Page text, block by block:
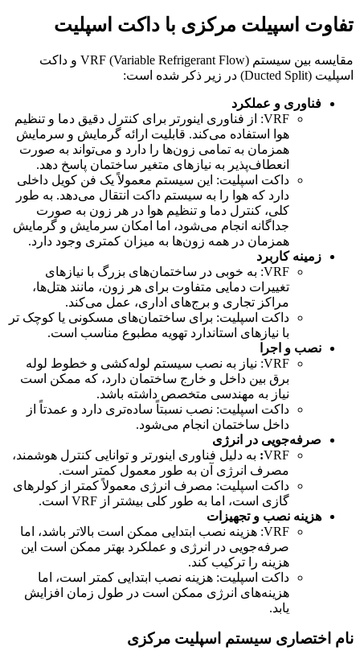
تفاوت اسپیلت مرکزی با داکت اسپلیت
مقایسه بین سیستم VRF (Variable Refrigerant Flow) و داکت
اسپلیت (Ducted Split) در زیر ذکر شده است:
فناوری و عملکرد
VRF: از فناوری اینورتر برای کنترل دقیق دما و تنظیم
هوا استفاده می‌کند. قابلیت ارائه گرمایش و سرمایش
همزمان به تمامی زون‌ها را دارد و می‌تواند به صورت
انعطاف‌پذیر به نیازهای متغیر ساختمان پاسخ دهد.
داکت اسپلیت: این سیستم معمولاً یک فن کویل داخلی
دارد که هوا را به سیستم داکت انتقال می‌دهد. به طور
کلی، کنترل دما و تنظیم هوا در هر زون به صورت
جداگانه انجام می‌شود، اما امکان سرمایش و گرمایش
همزمان در همه زون‌ها به میزان کمتری وجود دارد.
زمینه کاربرد
VRF: به خوبی در ساختمان‌های بزرگ با نیازهای
تغییرات دمایی متفاوت برای هر زون، مانند هتل‌ها،
مراکز تجاری و برج‌های اداری، عمل می‌کند.
داکت اسپلیت: برای ساختمان‌های مسکونی یا کوچک تر
با نیازهای استاندارد تهویه مطبوع مناسب است.
نصب و اجرا
VRF: نیاز به نصب سیستم لوله‌کشی و خطوط لوله
برق بین داخل و خارج ساختمان دارد، که ممکن است
نیاز به مهندسی متخصص داشته باشد.
داکت اسپلیت: نصب نسبتاً ساده‌تری دارد و عمدتاً از
داخل ساختمان انجام می‌شود.
صرفه‌جویی در انرژی
VRF
: به دلیل فناوری اینورتر و توانایی کنترل هوشمند،
مصرف انرژی آن به طور معمول کمتر است.
داکت اسپلیت: مصرف انرژی معمولاً کمتر از کولرهای
گازی است، اما به طور کلی بیشتر از VRF است.
هزینه نصب و تجهیزات
VRF: هزینه نصب ابتدایی ممکن است بالاتر باشد، اما
صرفه‌جویی در انرژی و عملکرد بهتر ممکن است این
هزینه را ترکیب کند.
داکت اسپلیت: هزینه نصب ابتدایی کمتر است، اما
هزینه‌های انرژی ممکن است در طول زمان افزایش
یابد.
نام اختصاری سیستم اسپلیت مرکزی